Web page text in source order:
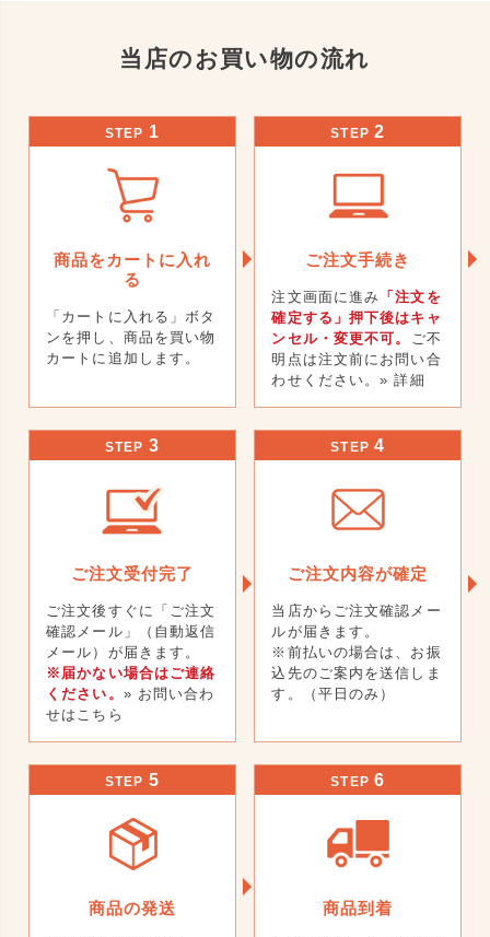
当店のお買い物の流れ
STEP 1
商品をカートに入れ
る
「カートに入れる」ボタ
ンを押し、商品を買い物
カートに追加します。
STEP 2
ご注文手続き
注文画面に進み 「注文を
確定する」押下後はキャ
ンセル・変更不可。
ご不
明点は注文前にお問い合
わせください。» 詳細
STEP 3
ご注文受付完了
ご注文後すぐに「ご注文
確認メール」（自動返信
メール）が届きます。
※届かない場合はご連絡
ください。 » お問い合わ
せはこちら
STEP 4
ご注文内容が確定
当店からご注文確認メー
ルが届きます。
※前払いの場合は、お振
込先のご案内を送信しま
す。（平日のみ）
STEP 5
商品の発送
STEP 6
商品到着